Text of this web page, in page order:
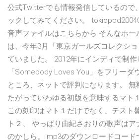
公式Twitterでも情報発信しているので
ックしてみてください。
音声ファイルはこちらから そんなホー
は、今年3月「東京ガールズコレクシ
ていました。 2012年にインディで制
「Somebody Loves You」をフリーダ
ところ、ネットで評判になります。 無
たがっていわゆる初版を意味するマト
この刻印はマト１だけでなく、テスト
ト２、 やっぱり由紀さおりの歌声は
のかしら。 mp3のダウンロードコード